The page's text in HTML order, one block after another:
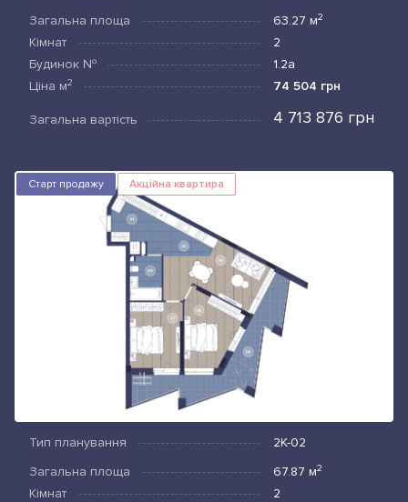
Загальна площа
63.27 м2
Кімнат
2
Будинок №
1.2а
Ціна м2 74 504 грн
Загальна вартість 4 713 876 грн
Старт продажу Акційна квартира
Тип планування
2К-02
Загальна площа
67.87 м2
Кімнат
2